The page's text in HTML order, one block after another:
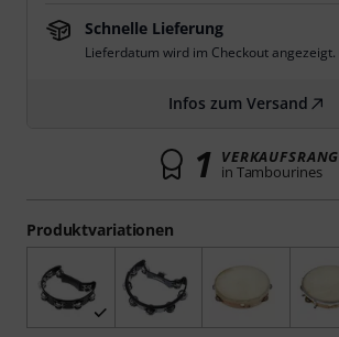
Produktvariationen
Schnelle Lieferung
Lieferdatum wird im Checkout angezeigt.
Infos zum Versand
1 VERKAUFSRANG
in Tambourines